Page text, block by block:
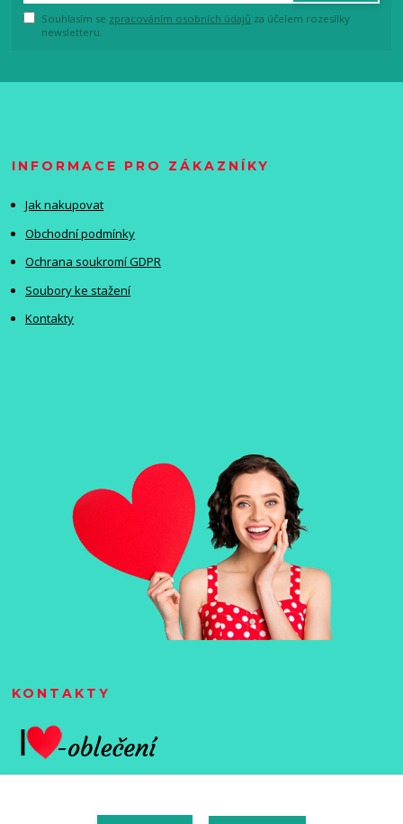
Souhlasím se zpracováním osobních údajů za účelem rozesílky
newsletteru.
INFORMACE PRO ZÁKAZNÍKY
Jak nakupovat
Obchodní podmínky
Ochrana soukromí GDPR
Soubory ke stažení
Kontakty
KONTAKTY